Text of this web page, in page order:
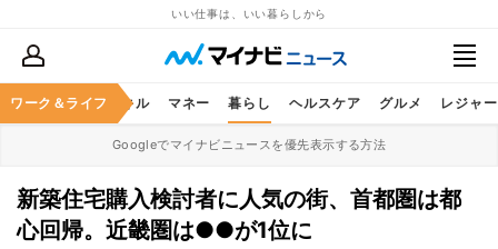
いい仕事は、いい暮らしから
ワーク＆ライフ
ア ビジネススキル マネー 暮らし ヘルスケア グルメ レジャー
Googleでマイナビニュースを優先表示する方法
新築住宅購入検討者に人気の街、首都圏は都
心回帰。近畿圏は●●が1位に